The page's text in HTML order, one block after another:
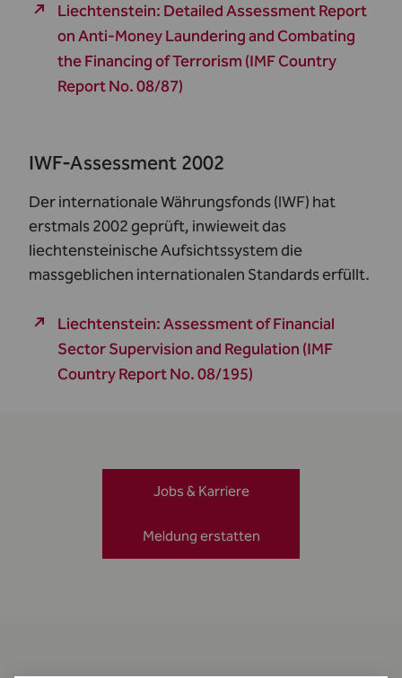
Liechtenstein: Detailed Assessment Report
on Anti-Money Laundering and Combating
the Financing of Terrorism (IMF Country
Report No. 08/87)
IWF-Assessment 2002
Der internationale Währungsfonds (IWF) hat
erstmals 2002 geprüft, inwieweit das
liechtensteinische Aufsichtssystem die
massgeblichen internationalen Standards erfüllt.
Liechtenstein: Assessment of Financial
Sector Supervision and Regulation (IMF
Country Report No. 08/195)
Jobs & Karriere
Meldung erstatten